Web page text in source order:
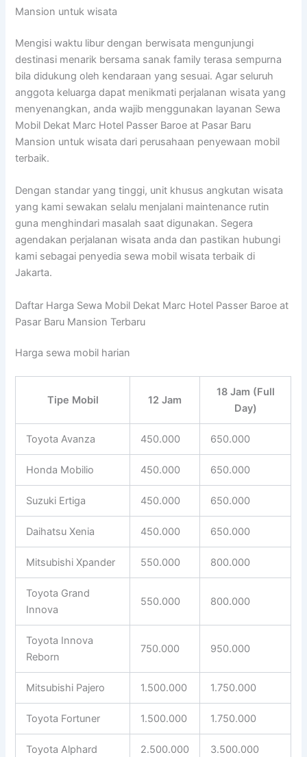
Mansion untuk wisata
Mengisi waktu libur dengan berwisata mengunjungi
destinasi menarik bersama sanak family terasa sempurna
bila didukung oleh kendaraan yang sesuai. Agar seluruh
anggota keluarga dapat menikmati perjalanan wisata yang
menyenangkan, anda wajib menggunakan layanan Sewa
Mobil Dekat Marc Hotel Passer Baroe at Pasar Baru
Mansion untuk wisata dari perusahaan penyewaan mobil
terbaik.
Dengan standar yang tinggi, unit khusus angkutan wisata
yang kami sewakan selalu menjalani maintenance rutin
guna menghindari masalah saat digunakan. Segera
agendakan perjalanan wisata anda dan pastikan hubungi
kami sebagai penyedia sewa mobil wisata terbaik di
Jakarta.
Daftar Harga Sewa Mobil Dekat Marc Hotel Passer Baroe at
Pasar Baru Mansion Terbaru
Harga sewa mobil harian
Tipe Mobil 12 Jam
18 Jam (Full
Day)
Toyota Avanza 450.000 650.000
Honda Mobilio 450.000 650.000
Suzuki Ertiga 450.000 650.000
Daihatsu Xenia 450.000 650.000
Mitsubishi Xpander 550.000 800.000
Toyota Grand
Innova
550.000 800.000
Toyota Innova
Reborn
750.000 950.000
Mitsubishi Pajero 1.500.000 1.750.000
Toyota Fortuner 1.500.000 1.750.000
Toyota Alphard 2.500.000 3.500.000